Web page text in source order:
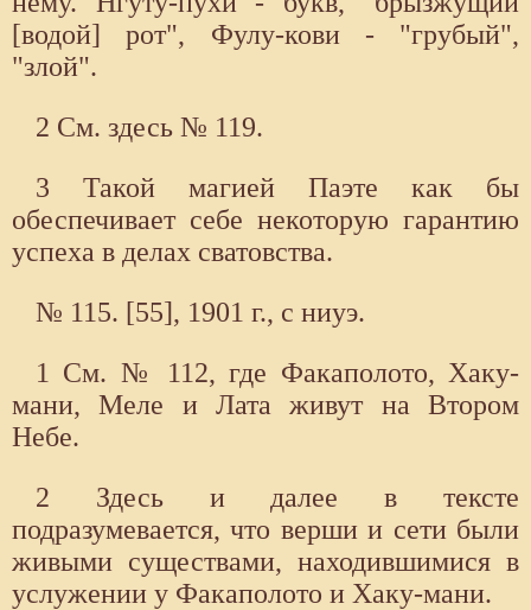
[водой] рот", Фулу-кови - "грубый",
"злой".
2 См. здесь № 119.
3 Такой магией Паэте как бы
обеспечивает себе некоторую гарантию
успеха в делах сватовства.
№ 115. [55], 1901 г., с ниуэ.
1 См. № 112, где Факаполото, Хаку-
мани, Меле и Лата живут на Втором
Небе.
2 Здесь и далее в тексте
подразумевается, что верши и сети были
живыми существами, находившимися в
услужении у Факаполото и Хаку-мани.